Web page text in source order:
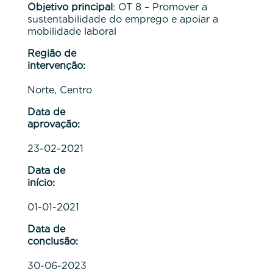
Objetivo principal: OT 8 – Promover a
sustentabilidade do emprego e apoiar a
mobilidade laboral
Região de
intervenção:
Norte, Centro
Data de
aprovação:
23-02-2021
Data de
início:
01-01-2021
Data de
conclusão:
30-06-2023